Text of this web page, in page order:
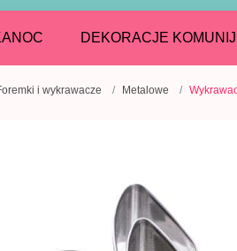
DEKORACJE
i wykrawacze Metalowe